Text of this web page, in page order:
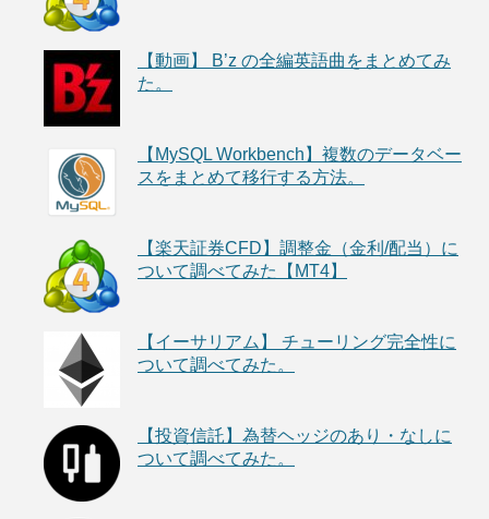
【動画】 B’z の全編英語曲をまとめてみ
た。
【MySQL Workbench】複数のデータベー
スをまとめて移行する方法。
【楽天証券CFD】調整金（金利/配当）に
ついて調べてみた【MT4】
【イーサリアム】 チューリング完全性に
ついて調べてみた。
【投資信託】為替ヘッジのあり・なしに
ついて調べてみた。